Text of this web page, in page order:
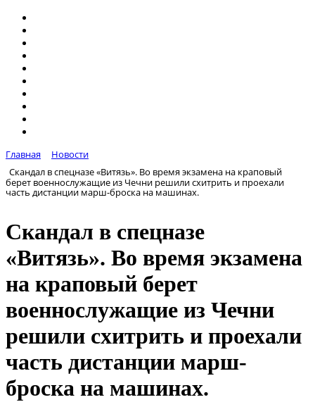
Главная
Новости
Скандал в спецназе «Витязь». Во время экзамена на краповый
берет военнослужащие из Чечни решили схитрить и проехали
часть дистанции марш-броска на машинах.
Скандал в спецназе
«Витязь». Во время экзамена
на краповый берет
военнослужащие из Чечни
решили схитрить и проехали
часть дистанции марш-
броска на машинах.